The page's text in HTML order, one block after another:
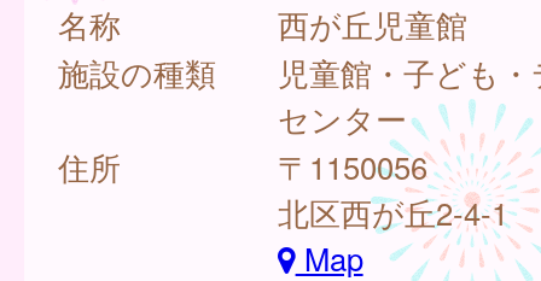
名称
西が丘児童館
施設の種類
児童館・子ども
センター
住所
〒1150056
北区西が丘2-4-1
Map